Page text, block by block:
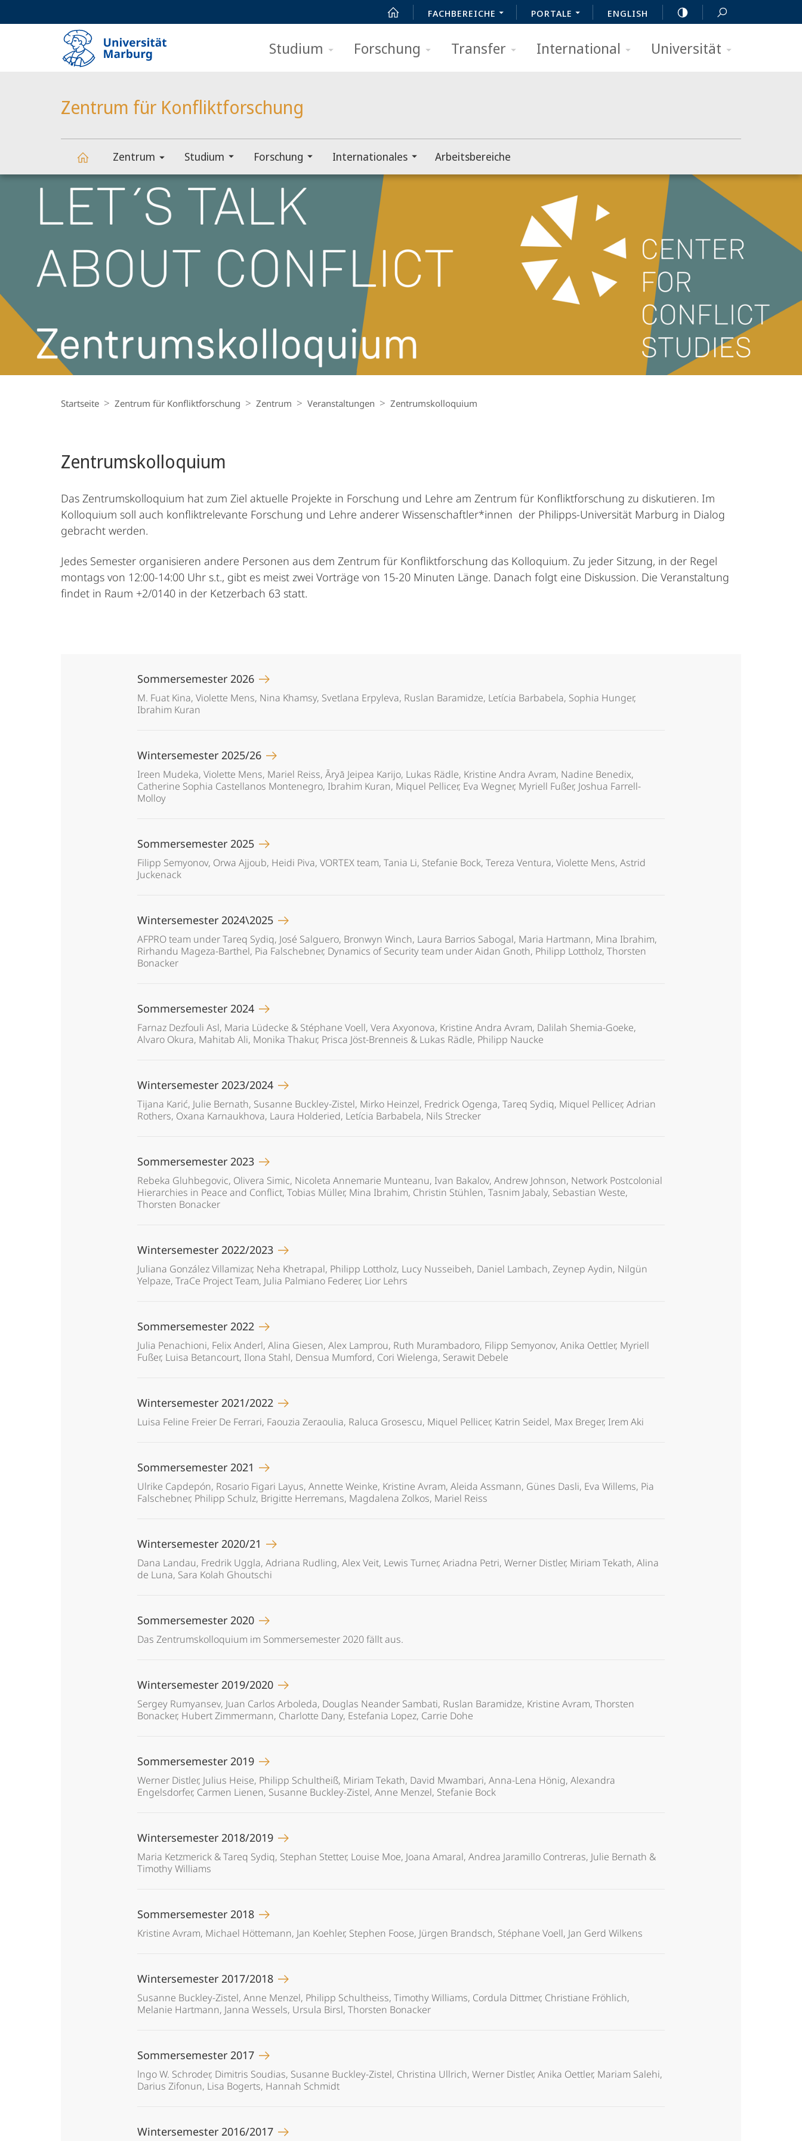
FACHBEREICHE PORTALE ENGLISH
Studium Forschung Transfer International Universität
Zentrum für Konfliktforschung
Zentrum
Konfliktforschung
Zentrum Studium Forschung Internationales Arbeitsbereiche
Hauptinhalt
Navigation
Startseite Zentrum für Konfliktforschung Zentrum Veranstaltungen Zentrums­kolloquium
Zentrums­kolloquium
Das Zentrumskolloquium hat zum Ziel aktuelle Projekte in Forschung und Lehre am Zentrum für Konfliktforschung zu diskutieren. Im
Kolloquium soll auch konfliktrelevante Forschung und Lehre anderer Wissenschaftler*innen der Philipps-Universität Marburg in Dialog
gebracht werden.
Jedes Semester organisieren andere Personen aus dem Zentrum für Konfliktforschung das Kolloquium. Zu jeder Sitzung, in der Regel
montags von 12:00-14:00 Uhr s.t., gibt es meist zwei Vorträge von 15-20 Minuten Länge. Danach folgt eine Diskussion. Die Veranstaltung
findet in Raum +2/0140 in der Ketzerbach 63 statt.
Sommersemester 2026
M. Fuat Kina, Violette Mens, Nina Khamsy, Svetlana Erpyleva, Ruslan Baramidze, Letícia Barbabela, Sophia Hunger,
Ibrahim Kuran
Wintersemester 2025/26
Ireen Mudeka, Violette Mens, Mariel Reiss, Āryā Jeipea Karijo, Lukas Rädle, Kristine Andra Avram, Nadine Benedix,
Catherine Sophia Castellanos Montenegro, Ibrahim Kuran, Miquel Pellicer, Eva Wegner, Myriell Fußer, Joshua Farrell-
Molloy
Sommersemester 2025
Filipp Semyonov, Orwa Ajjoub, Heidi Piva, VORTEX team, Tania Li, Stefanie Bock, Tereza Ventura, Violette Mens, Astrid
Juckenack
Wintersemester 2024\2025
AFPRO team under Tareq Sydiq, José Salguero, Bronwyn Winch, Laura Barrios Sabogal, Maria Hartmann, Mina Ibrahim,
Rirhandu Mageza-Barthel, Pia Falschebner, Dynamics of Security team under Aidan Gnoth, Philipp Lottholz, Thorsten
Bonacker
Sommersemester 2024
Farnaz Dezfouli Asl, Maria Lüdecke & Stéphane Voell, Vera Axyonova, Kristine Andra Avram, Dalilah Shemia-Goeke,
Alvaro Okura, Mahitab Ali, Monika Thakur, Prisca Jöst-Brenneis & Lukas Rädle, Philipp Naucke
Wintersemester 2023/2024
Tijana Karić, Julie Bernath, Susanne Buckley-Zistel, Mirko Heinzel, Fredrick Ogenga, Tareq Sydiq, Miquel Pellicer, Adrian
Rothers, Oxana Karnaukhova, Laura Holderied, Letícia Barbabela, Nils Strecker
Sommersemester 2023
Rebeka Gluhbegovic, Olivera Simic, Nicoleta Annemarie Munteanu, Ivan Bakalov, Andrew Johnson, Network Postcolonial
Hierarchies in Peace and Conflict, Tobias Müller, Mina Ibrahim, Christin Stühlen, Tasnim Jabaly, Sebastian Weste,
Thorsten Bonacker
Wintersemester 2022/2023
Juliana González Villamizar, Neha Khetrapal, Philipp Lottholz, Lucy Nusseibeh, Daniel Lambach, Zeynep Aydin, Nilgün
Yelpaze, TraCe Project Team, Julia Palmiano Federer, Lior Lehrs
Sommersemester 2022
Julia Penachioni, Felix Anderl, Alina Giesen, Alex Lamprou, Ruth Murambadoro, Filipp Semyonov, Anika Oettler, Myriell
Fußer, Luisa Betancourt, Ilona Stahl, Densua Mumford, Cori Wielenga, Serawit Debele
Wintersemester 2021/2022
Luisa Feline Freier De Ferrari, Faouzia Zeraoulia, Raluca Grosescu, Miquel Pellicer, Katrin Seidel, Max Breger, Irem Aki
Sommersemester 2021
Ulrike Capdepón, Rosario Figari Layus, Annette Weinke, Kristine Avram, Aleida Assmann, Günes Dasli, Eva Willems, Pia
Falschebner, Philipp Schulz, Brigitte Herremans, Magdalena Zolkos, Mariel Reiss
Wintersemester 2020/21
Dana Landau, Fredrik Uggla, Adriana Rudling, Alex Veit, Lewis Turner, Ariadna Petri, Werner Distler, Miriam Tekath, Alina
de Luna, Sara Kolah Ghoutschi
Sommersemester 2020
Das Zentrumskolloquium im Sommersemester 2020 fällt aus.
Wintersemester 2019/2020
Sergey Rumyansev, Juan Carlos Arboleda, Douglas Neander Sambati, Ruslan Baramidze, Kristine Avram, Thorsten
Bonacker, Hubert Zimmermann, Charlotte Dany, Estefania Lopez, Carrie Dohe
Sommersemester 2019
Werner Distler, Julius Heise, Philipp Schultheiß, Miriam Tekath, David Mwambari, Anna-Lena Hönig, Alexandra
Engelsdorfer, Carmen Lienen, Susanne Buckley-Zistel, Anne Menzel, Stefanie Bock
Wintersemester 2018/2019
Maria Ketzmerick & Tareq Sydiq, Stephan Stetter, Louise Moe, Joana Amaral, Andrea Jaramillo Contreras, Julie Bernath &
Timothy Williams
Sommersemester 2018
Kristine Avram, Michael Höttemann, Jan Koehler, Stephen Foose, Jürgen Brandsch, Stéphane Voell, Jan Gerd Wilkens
Wintersemester 2017/2018
Susanne Buckley-Zistel, Anne Menzel, Philipp Schultheiss, Timothy Williams, Cordula Dittmer, Christiane Fröhlich,
Melanie Hartmann, Janna Wessels, Ursula Birsl, Thorsten Bonacker
Sommersemester 2017
lngo W. Schroder, Dimitris Soudias, Susanne Buckley-Zistel, Christina Ullrich, Werner Distler, Anika Oettler, Mariam Salehi,
Darius Zifonun, Lisa Bogerts, Hannah Schmidt
Wintersemester 2016/2017